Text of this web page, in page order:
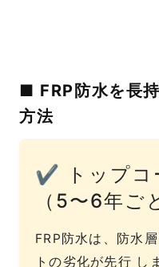
■ FRP防水を長
方法
✔ トップコ
（5〜6年ご
FRP防水は、防水
トの劣化が先行 し